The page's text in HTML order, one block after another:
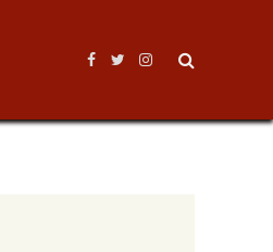
Facebook
TwitterInstagram